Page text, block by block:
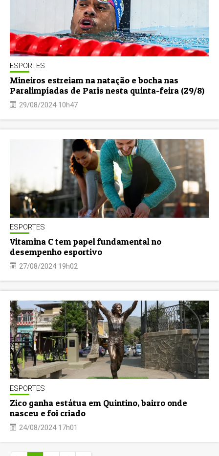
ESPORTES
Mineiros estreiam na natação e bocha nas
Paralimpíadas de Paris nesta quinta-feira (29/8)
29/08/2024 10h47
ESPORTES
Vitamina C tem papel fundamental no
desempenho esportivo
27/08/2024 19h02
ESPORTES
Zico ganha estátua em Quintino, bairro onde
nasceu e foi criado
24/08/2024 17h01